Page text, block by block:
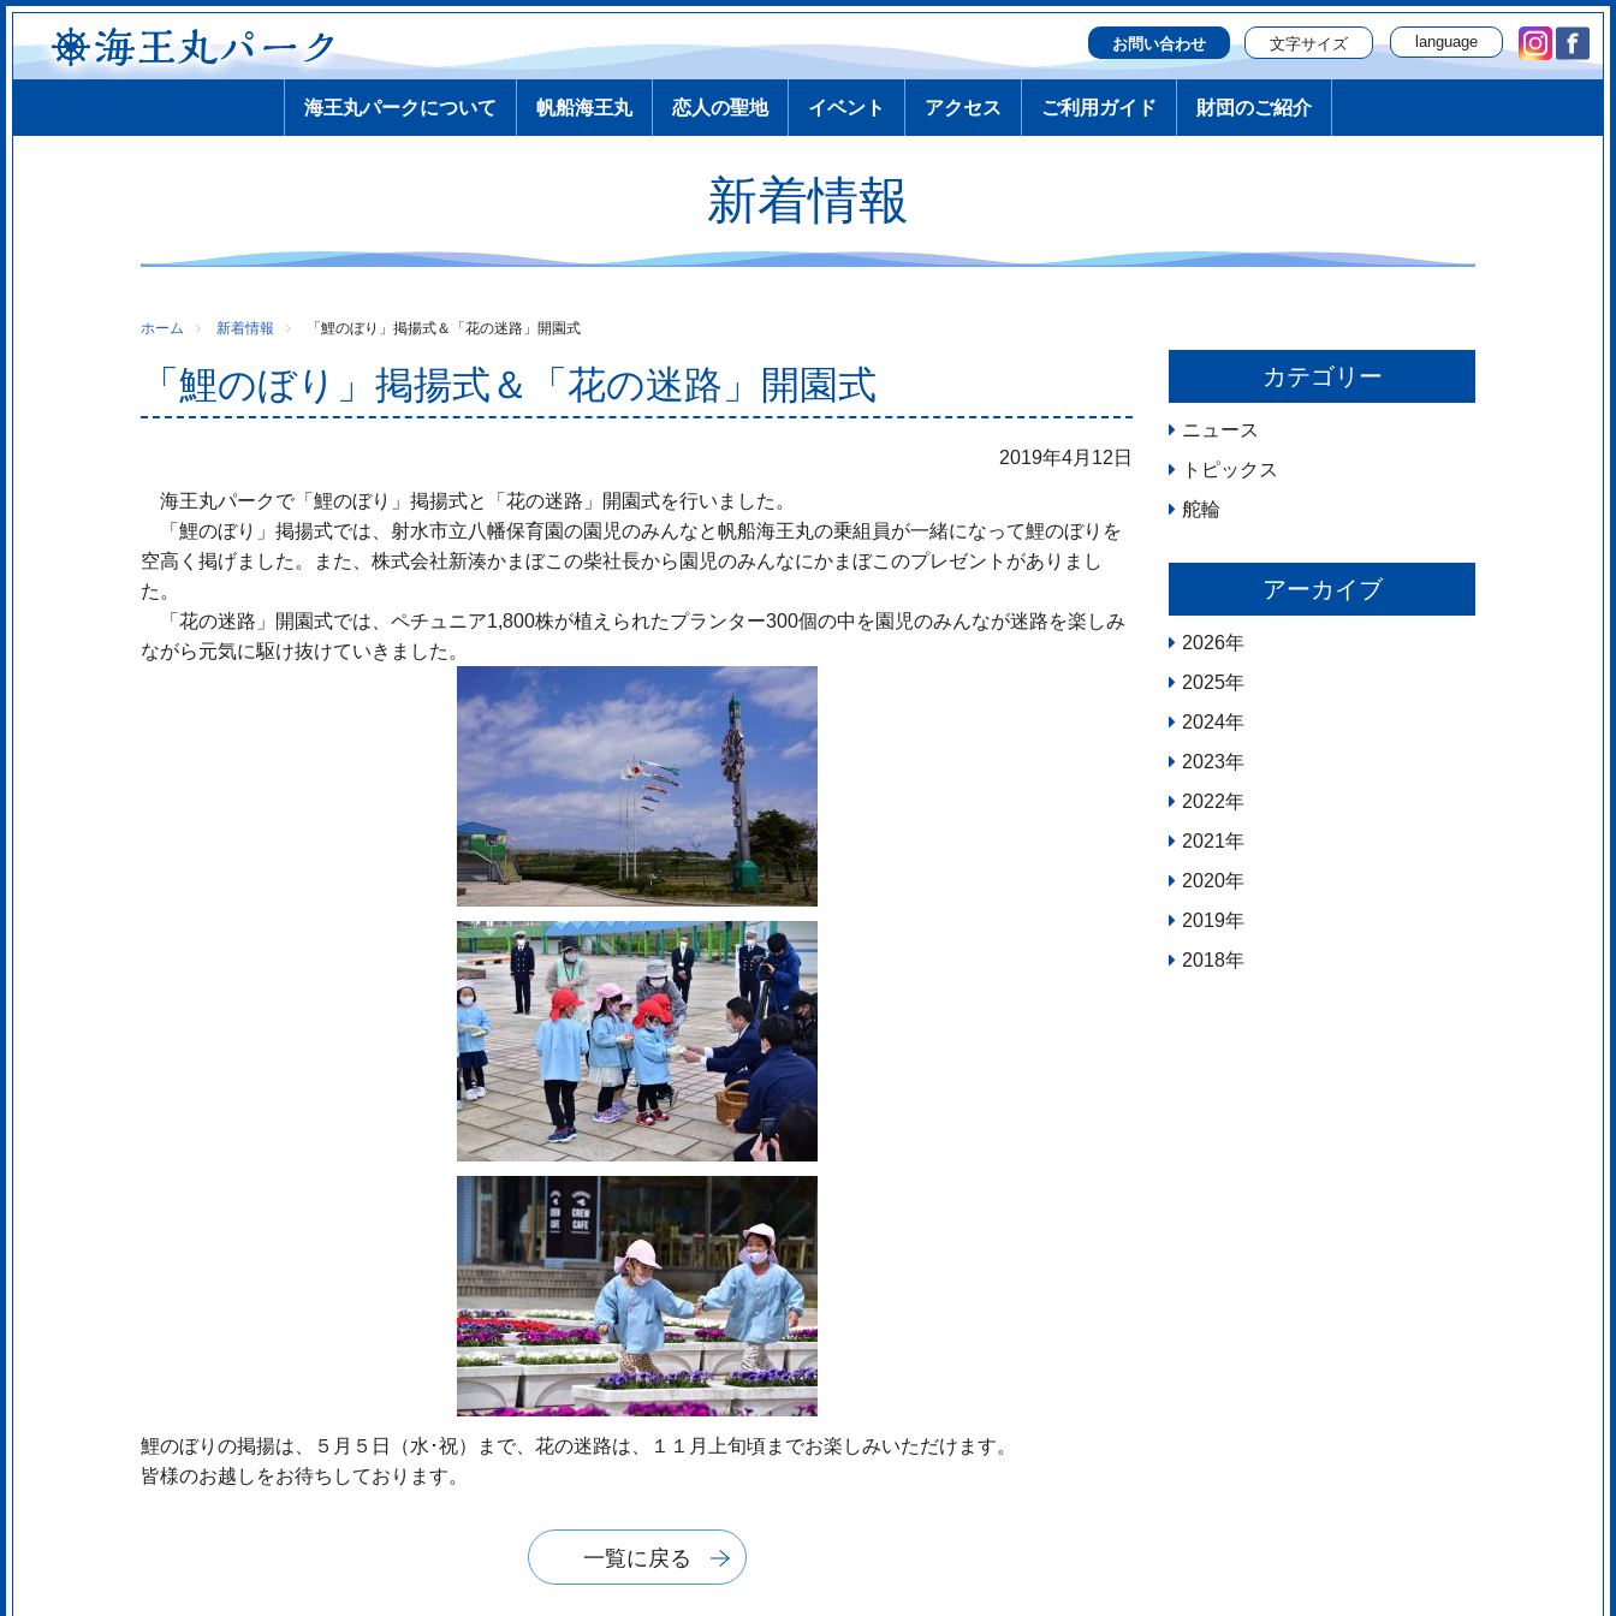
お問い合わせ 文字サイズ language
日本語
海王丸パークについて 帆船海王丸 恋人の聖地 イベント アクセス ご利用ガイド 財団のご紹介
新着情報
ホーム 新着情報 「鯉のぼり」掲揚式＆「花の迷路」開園式
「鯉のぼり」掲揚式＆「花の迷路」開園式
2019年4月12日
海王丸パークで「鯉のぼり」掲揚式と「花の迷路」開園式を行いました。
「鯉のぼり」掲揚式では、射水市立八幡保育園の園児のみんなと帆船海王丸の乗組員が一緒になって鯉のぼりを
空高く掲げました。また、株式会社新湊かまぼこの柴社長から園児のみんなにかまぼこのプレゼントがありまし
た。
「花の迷路」開園式では、ペチュニア1,800株が植えられたプランター300個の中を園児のみんなが迷路を楽しみ
ながら元気に駆け抜けていきました。
鯉のぼりの掲揚は、５月５日（水･祝）まで、花の迷路は、１１月上旬頃までお楽しみいただけます。
皆様のお越しをお待ちしております。
一覧に戻る
カテゴリー
ニュース
トピックス
舵輪
アーカイブ
2026年
2025年
2024年
2023年
2022年
2021年
2020年
2019年
2018年